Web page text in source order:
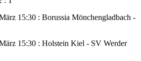
15:30 : Borussia Mönchengladbach -
15:30 : Holstein Kiel - SV Werder